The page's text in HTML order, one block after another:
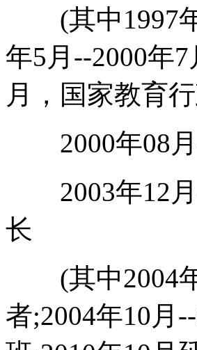
(其中1997年
年5月--2000年
月，国家教育
2000年08月
2003年12月
长
(其中2004年
者;2004年10月